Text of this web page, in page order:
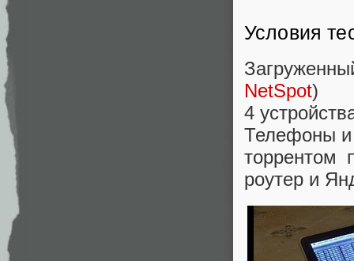
Условия
NetSpot)
4
Телефоны и
торрентом
роутер и